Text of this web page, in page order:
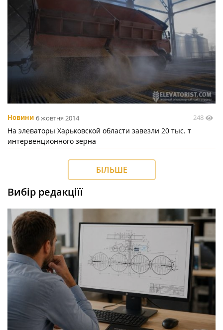
Новини 6 жовтня 2014 248
На элеваторы Харьковской области завезли 20 тыс. т
интервенционного зерна
БІЛЬШЕ
Вибір редакціїї